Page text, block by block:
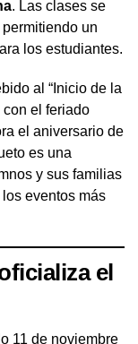
. Las clases se
un
los estudiantes.
al “Inicio de la
con el feriado
el aniversario de
es una
y sus familias
eventos más
el
11 de noviembre